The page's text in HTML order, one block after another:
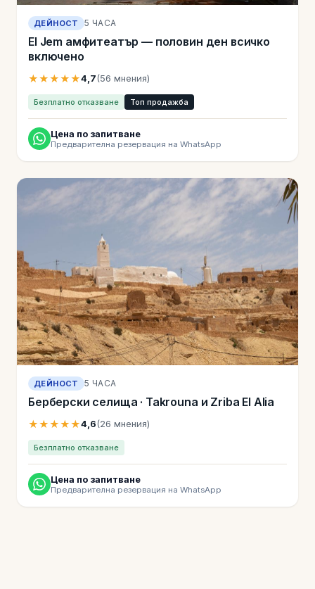
ДЕЙНОСТ 5 ЧАСА
El Jem амфитеатър — половин ден всичко
включено
★★★★★4,7(56 мнения)
Безплатно отказване Топ продажба
Цена по запитване
Предварителна резервация на WhatsApp
ДЕЙНОСТ 5 ЧАСА
Берберски селища · Takrouna и Zriba El Alia
★★★★★4,6(26 мнения)
Безплатно отказване
Цена по запитване
Предварителна резервация на WhatsApp